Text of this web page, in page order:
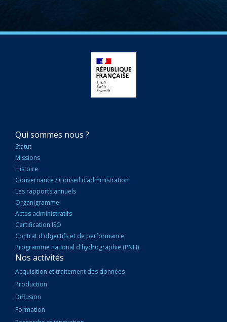
NAVIGATION
PRINCIPALE
Qui sommes nous ?
Statut
Missions
Histoire
Gouvernance / Conseil d’administration
Les rapports annuels
Organigramme
Actes administratifs
Certification ISO
Contrat d’objectifs et de performance
Programme national d'hydrographie (PNH)
Nos activités
Acquisition et traitement des données
Production
Diffusion
Formation